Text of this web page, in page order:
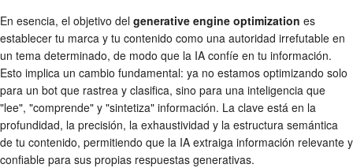
En esencia, el objetivo del generative engine optimization es
establecer tu marca y tu contenido como una autoridad irrefutable en
un tema determinado, de modo que la IA confíe en tu información.
Esto implica un cambio fundamental: ya no estamos optimizando solo
para un bot que rastrea y clasifica, sino para una inteligencia que
"lee", "comprende" y "sintetiza" información. La clave está en la
profundidad, la precisión, la exhaustividad y la estructura semántica
de tu contenido, permitiendo que la IA extraiga información relevante y
confiable para sus propias respuestas generativas.